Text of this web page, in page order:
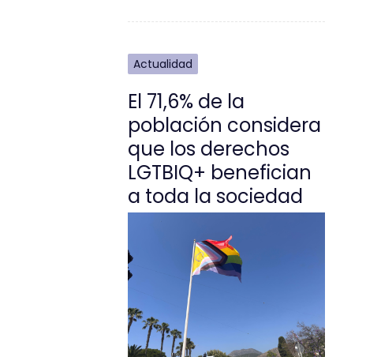
Actualidad
El 71,6% de la
población considera
que los derechos
LGTBIQ+ benefician
a toda la sociedad